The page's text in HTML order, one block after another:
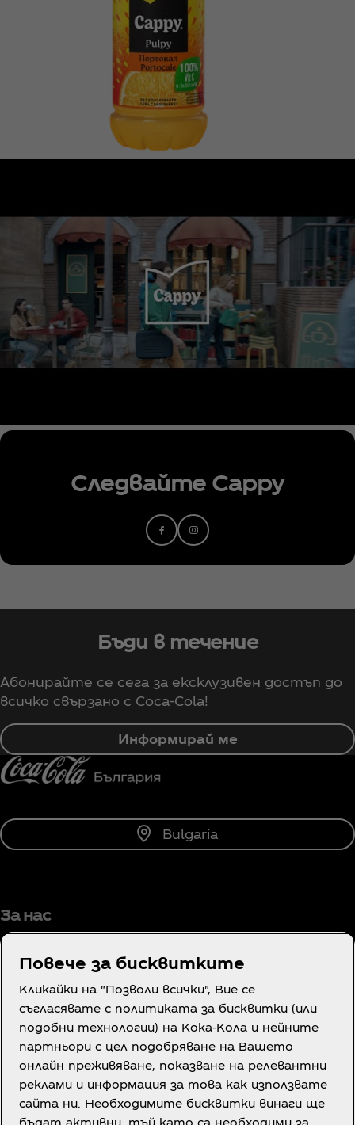
Следвайте Cappy
Бъди в течение
Абонирайте се сега за ексклузивен достъп до
всичко свързано с Coca‑Cola!
Информирай ме
Bulgaria
За нас
Имате нужда от помощ?
Правна информация
Повече за бисквитките
Кликайки на "Позволи всички", Вие се
съгласявате с политиката за бисквитки (или
подобни технологии) на Кока-Кола и нейните
партньори с цел подобряване на Вашето
онлайн преживяване, показване на релевантни
реклами и информация за това как използвате
сайта ни. Необходимите бисквитки винаги ще
бъдат активни, тъй като са необходими за